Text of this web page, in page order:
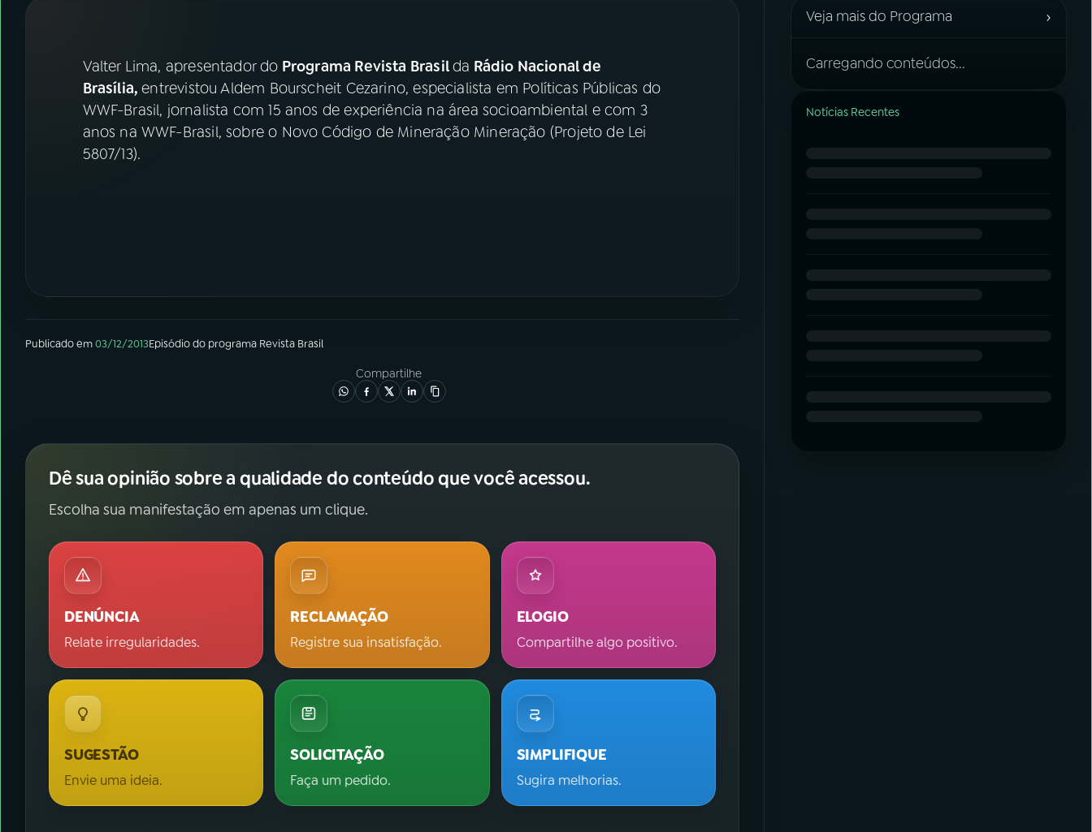
FESTIVAL DE MÚSICA
ACOMPANHE A RÁDIO NACIONAL
Valter Lima, apresentador do Programa Revista Brasilda Rádio Nacional de
Brasília,entrevistou Aldem Bourscheit Cezarino, especialista em Políticas Públicas do
WWF-Brasil, jornalista com 15 anos de experiência na área socioambiental e com 3
anos na WWF-Brasil, sobre o Novo Código de Mineração Mineração (Projeto de Lei
5807/13).
Publicado em03/12/2013Episódiodo programa Revista Brasil
Compartilhe
Dê sua opinião sobre a qualidade do conteúdo que você acessou.
Escolha sua manifestação em apenas um clique.
DENÚNCIA
Relate irregularidades.
RECLAMAÇÃO
Registre sua insatisfação.
ELOGIO
Compartilhe algo positivo.
SUGESTÃO
Envie uma ideia.
SOLICITAÇÃO
Faça um pedido.
SIMPLIFIQUE
Sugira melhorias.
Veja mais do Programa ›
Carregando conteúdos...
Notícias Recentes